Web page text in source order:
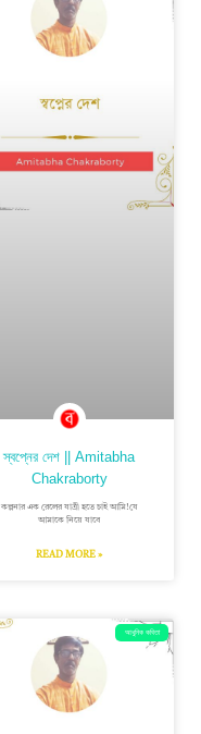
স্বপ্নের দেশ || Amitabha
Chakraborty
কল্পনার এক রেলের যাত্রী হতে চাই আমি!যে
আমাকে নিয়ে যাবে
READ MORE »
আধুনিক কবিতা